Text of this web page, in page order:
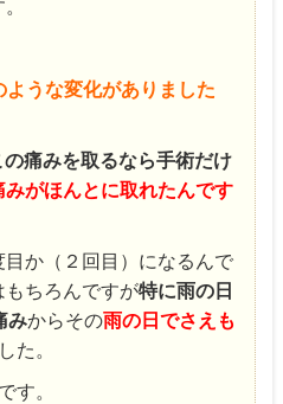
うな変化がありました
の痛みを取るなら手術だけ
みがほんとに取れたんです
か（２回目）になるんで
ちろんですが特に雨の日
みからその雨の日でさえも
た。
す。